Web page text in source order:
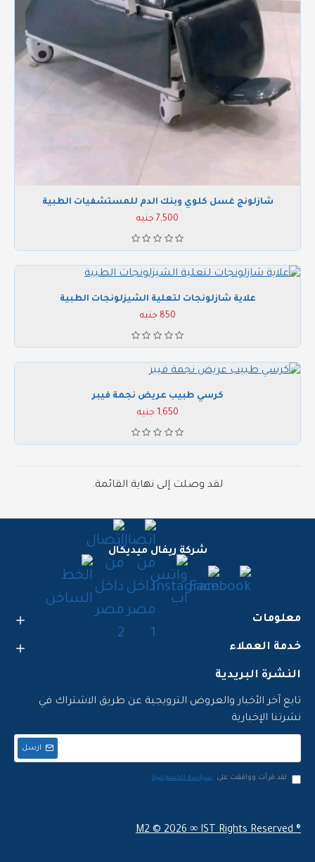
شازلونج غسل كلوي وبنك الدم للمستشفيات الطبية
7,500 جنيه
علاية شازلونجات لتعلية الشيزلونجات الطبية
850 جنيه
كرسي طبيب عريض نجمة فيبر
1,650 جنيه
لقد وصلت إلى نهاية القائمة.
شركة ريفال ميديكال
معلومات
خدمة العملاء
النشرة البريدية
تابع آخر الأخبار والعروض الترويجية عن طريق الاشتراك في
نشرتنا الإخبارية
ارسل
لقد قرأت ووافقت على سياسة الخصوصية
M2 ©2026 ∞ IST Rights Reserved ®